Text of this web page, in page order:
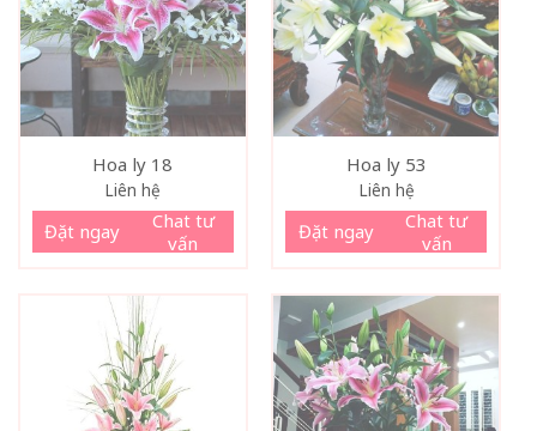
Hoa ly 18
Liên hệ
Đặt ngay
Chat tư
vấn
Hoa ly 53
Liên hệ
Đặt ngay
Chat tư
vấn